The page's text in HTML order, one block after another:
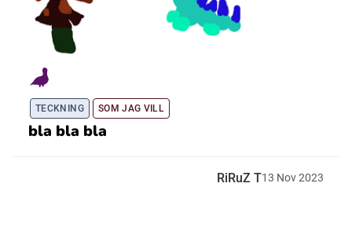
Resanderomani (Romska)
Lovari (Romska)
TECKNING SOM JAG VILL
bla bla bla
RiRuZ T13 Nov2023